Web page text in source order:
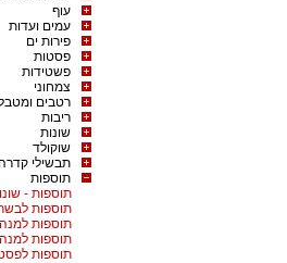
עוף
עמים ועדות
פירות ים
פסטות
פשטידות
צמחוני
רטבים
ריבות
שונות
שוקולד
תבשילי
תוספות
תוספות -
תוספות
תוספות
תוספות
תוספות